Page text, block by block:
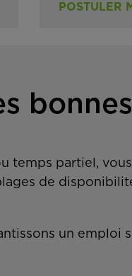
POSTULER
temps partiel, vous
de
un emploi